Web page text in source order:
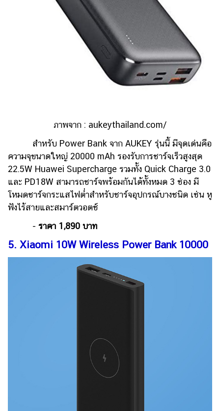
ภาพจาก : aukeythailand.com/
สำหรับ Power Bank จาก AUKEY รุ่นนี้ มีจุดเด่นคือ
ความจุขนาดใหญ่ 20000 mAh รองรับการชาร์จเร็วสูงสุด
22.5W Huawei Supercharge รวมทั้ง Quick Charge 3.0
และ PD18W สามารถชาร์จพร้อมกันได้ทั้งหมด 3 ช่อง มี
โหมดชาร์จกระแสไฟต่ำสำหรับชาร์จอุปกรณ์บางชนิด เช่น หู
ฟังไร้สายและสมาร์ตวอตช์
- ราคา 1,890 บาท
5. Xiaomi 10W Wireless Power Bank 10000